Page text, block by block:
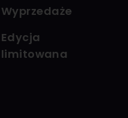
Wyprzedaże
Edycja
limitowana